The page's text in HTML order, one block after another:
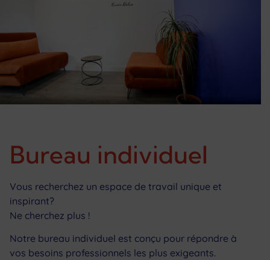
Bureau individuel
Vous recherchez un espace de travail unique et
inspirant?
Ne cherchez plus !
Notre bureau individuel est conçu pour répondre à
vos besoins professionnels les plus exigeants.